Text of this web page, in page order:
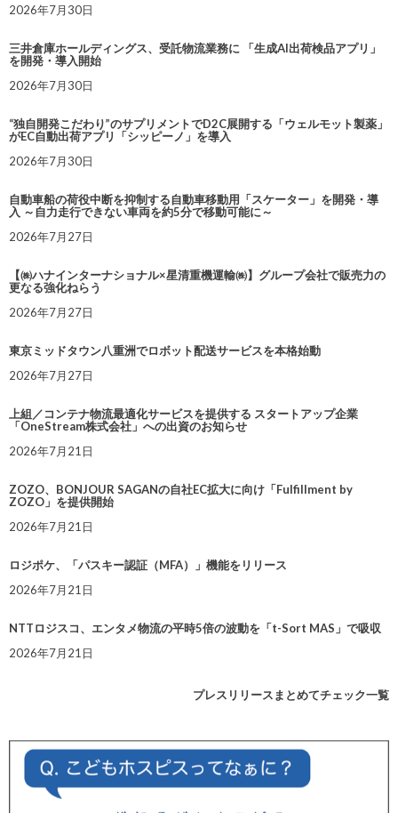
2026年7月30日
三井倉庫ホールディングス、受託物流業務に 「生成AI出荷検品アプリ」
を開発・導入開始
2026年7月30日
“独自開発こだわり”のサプリメントでD2C展開する「ウェルモット製薬」
がEC自動出荷アプリ「シッピーノ」を導入
2026年7月30日
自動車船の荷役中断を抑制する自動車移動用「スケーター」を開発・導
入 ～自力走行できない車両を約5分で移動可能に～
2026年7月27日
【㈱ハナインターナショナル×星清重機運輸㈱】グループ会社で販売力の
更なる強化ねらう
2026年7月27日
東京ミッドタウン八重洲でロボット配送サービスを本格始動
2026年7月27日
上組／コンテナ物流最適化サービスを提供する スタートアップ企業
「OneStream株式会社」への出資のお知らせ
2026年7月21日
ZOZO、BONJOUR SAGANの自社EC拡大に向け「Fulfillment by
ZOZO」を提供開始
2026年7月21日
ロジポケ、「パスキー認証（MFA）」機能をリリース
2026年7月21日
NTTロジスコ、エンタメ物流の平時5倍の波動を「t-Sort MAS」で吸収
2026年7月21日
プレスリリースまとめてチェック一覧